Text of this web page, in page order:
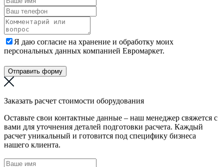
Я даю согласие на хранение и обработку моих
персональных данных компанией Евромаркет.
Отправить форму
Заказать расчет стоимости оборудования
Оставьте свои контактные данные – наш менеджер свяжется с
вами для уточнения деталей подготовки расчета. Каждый
расчет уникальный и готовится под специфику бизнеса
нашего клиента.